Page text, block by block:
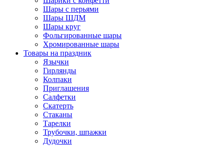
Шары с перьями
Шары ШДМ
Шары круг
Фольгированные шары
Хромированные шары
Товары на праздник
Язычки
Гирлянды
Колпаки
Приглашения
Салфетки
Скатерть
Стаканы
Тарелки
Трубочки, шпажки
Дудочки